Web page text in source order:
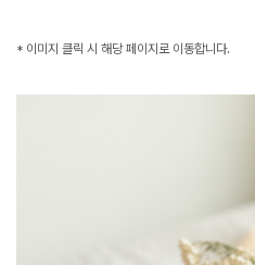
* 이미지 클릭 시 해당 페이지로 이동합니다.